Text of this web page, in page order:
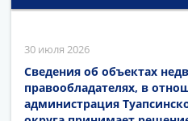
30 июля 2026
Сведения об объектах
правообладателях, в
администрация